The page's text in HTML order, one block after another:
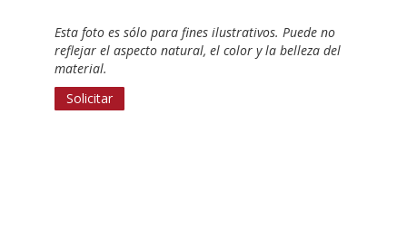
Esta foto es sólo para fines ilustrativos. Puede no
reflejar el aspecto natural, el color y la belleza del
material.
Solicitar